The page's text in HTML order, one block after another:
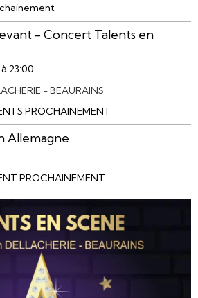
- Concert Talents en
à 23:00
- BEAURAINS
PROCHAINEMENT
Allemagne
PROCHAINEMENT